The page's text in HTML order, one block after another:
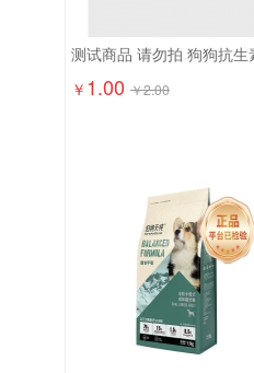
测试商品 请勿拍 狗狗抗生
￥ 1.00 ￥2.00